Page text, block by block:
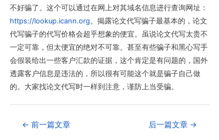
不好骗了。这个可以通过在网上对其域名信息进行查询网址：
https://lookup.icann.org。揭露论文代写骗子最基本的，论文
代写骗子的代写价格会超乎想象的便宜。虽说论文代写太贵不
一定可靠，但太便宜的绝对不可靠。甚至有些骗子和黑心写手
会假装给出一些客户汇款的证据，这个肯定是有问题的，国外
透露客户信息是违法的，所以很有可能这个就是骗子自己做
的。大家找论文代写时一样到注意，谨防上当受骗。
← 前一篇文章 后一篇文章 →